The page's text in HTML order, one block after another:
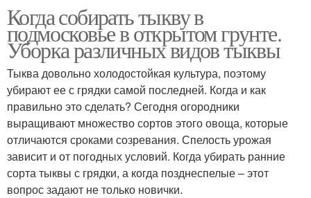
Когда собирать тыкву в
подмосковье в открытом грунте.
Уборка различных видов тыквы
Тыква довольно холодостойкая культура, поэтому
убирают ее с грядки самой последней. Когда и как
правильно это сделать? Сегодня огородники
выращивают множество сортов этого овоща, которые
отличаются сроками созревания. Спелость урожая
зависит и от погодных условий. Когда убирать ранние
сорта тыквы с грядки, а когда позднеспелые – этот
вопрос задают не только новички.